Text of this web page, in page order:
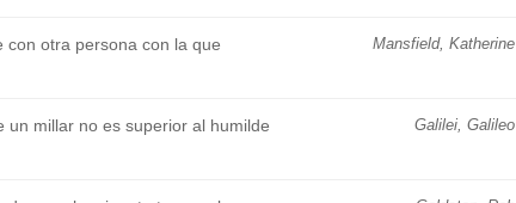
Mansfield, Katherine
con otra persona con la que
Galilei, Galileo
un millar no es superior al humilde